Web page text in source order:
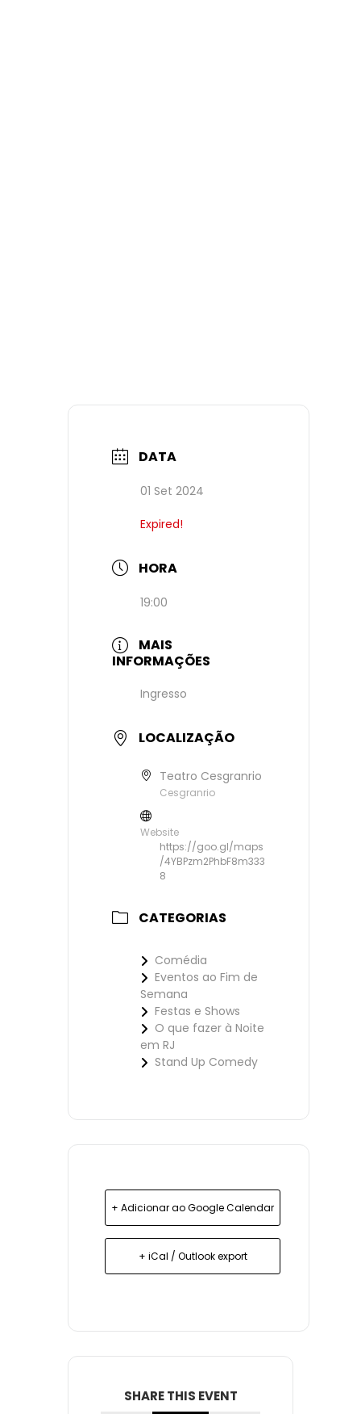
DATA
01 Set 2024
Expired!
HORA
19:00
MAIS
INFORMAÇÕES
Ingresso
LOCALIZAÇÃO
Teatro Cesgranrio
Cesgranrio
Website
https://goo.gl/maps
/4YBPzm2PhbF8m333
8
CATEGORIAS
Comédia
Eventos ao Fim de
Semana
Festas e Shows
O que fazer à Noite
em RJ
Stand Up Comedy
+ Adicionar ao Google Calendar
+ iCal / Outlook export
SHARE THIS EVENT